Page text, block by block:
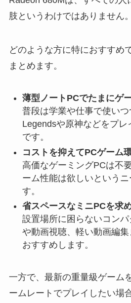
肢というわけではありません。
どのような方に特におすすめ
まとめます。
薄型ノートPCでたまにゲ
普段は学業や仕事で使い
Legendsや原神などをプレ
です。
コストを抑えてPCゲーム
高価なゲーミングPCは不
ーム性能は欲しいという
す。
省スペースなミニPCを求
設置場所に困らないコン
や動画視聴、軽い動画編
おすすめします。
一方で、最新の重量級ゲーム
ームレートでプレイしたい場